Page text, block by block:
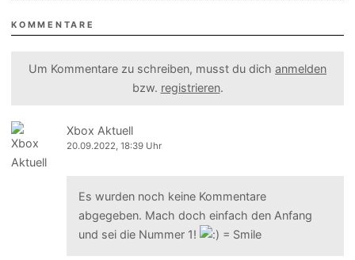
KOMMENTARE
Um Kommentare zu schreiben, musst du dich anmelden
bzw. registrieren.
Xbox Aktuell
20.09.2022, 18:39 Uhr
Es wurden noch keine Kommentare
abgegeben. Mach doch einfach den Anfang
und sei die Nummer 1!